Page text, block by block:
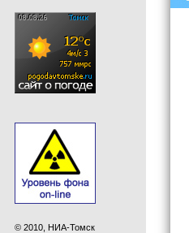
© 2010, НИА-Томск